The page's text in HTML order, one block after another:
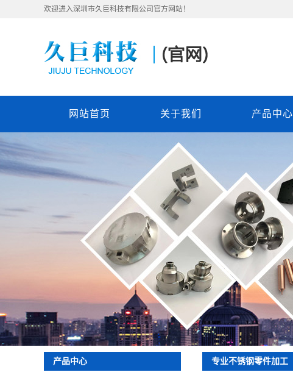
欢迎进入深圳市久巨科技有限公司官方网站！
网站首页 关于我们 产品中心
产品中心 专业不锈钢零件加工